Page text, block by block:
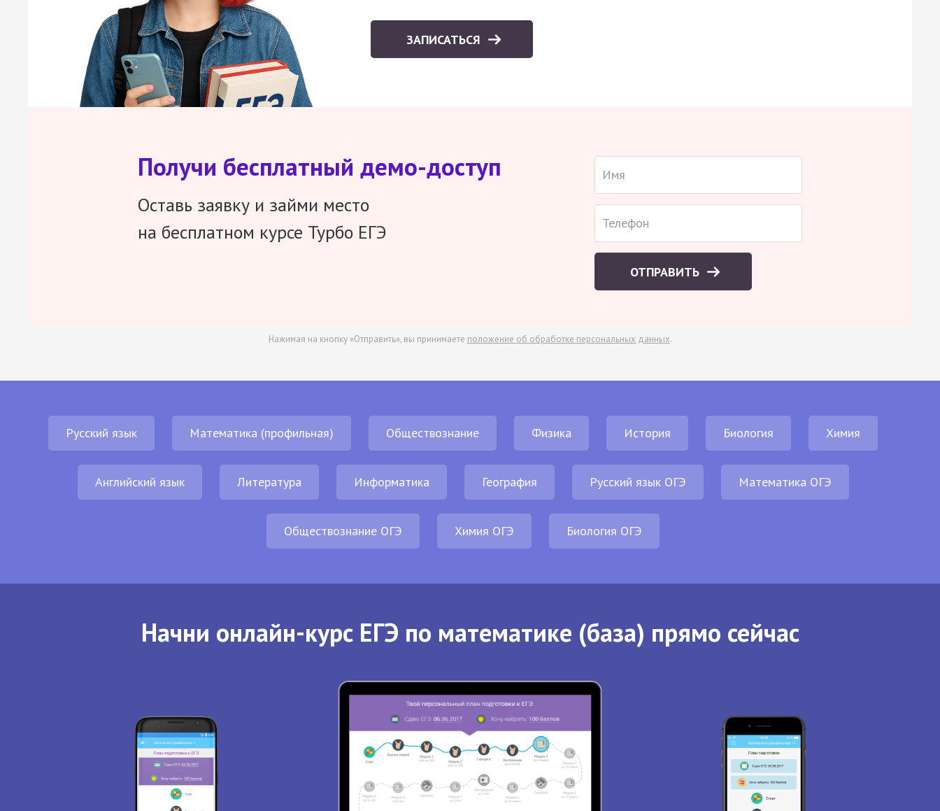
ЗАПИСАТЬСЯ
Получи бесплатный демо-доступ
Оставь заявку и займи место
на бесплатном курсе Турбо ЕГЭ
ОТПРАВИТЬ
Нажимая на кнопку «Отправить», вы принимаете положение об обработке персональных данных.
Русский язык Математика (профильная) Обществознание Физика История Биология Химия
Английский язык Литература Информатика География Русский язык ОГЭ Математика ОГЭ
Обществознание ОГЭ Химия ОГЭ Биология ОГЭ
Начни онлайн-курс ЕГЭ по математике (база) прямо сейчас